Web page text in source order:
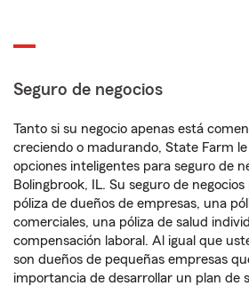
Seguro de negocios
Tanto si su negocio apenas está
creciendo o madurando, State Farm
opciones inteligentes para seguro de
Bolingbrook, IL. Su seguro de
póliza de dueños de empresas, una
comerciales, una póliza de salud
compensación laboral. Al igual que
son dueños de pequeñas empresas
importancia de desarrollar un plan de